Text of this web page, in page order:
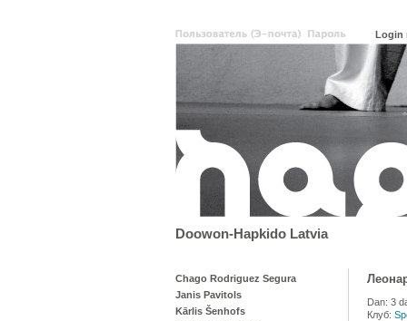
Doowon-Hapkido Latvia
Chago Rodriguez Segura
Janis Pavitols
Kārlis Šenhofs
Dan: 3
Клуб: